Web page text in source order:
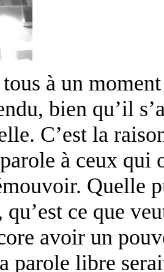
à un
bien qu’il
C’est la
à ceux qui
Quelle
qu’est ce que
avoir un
parole libre